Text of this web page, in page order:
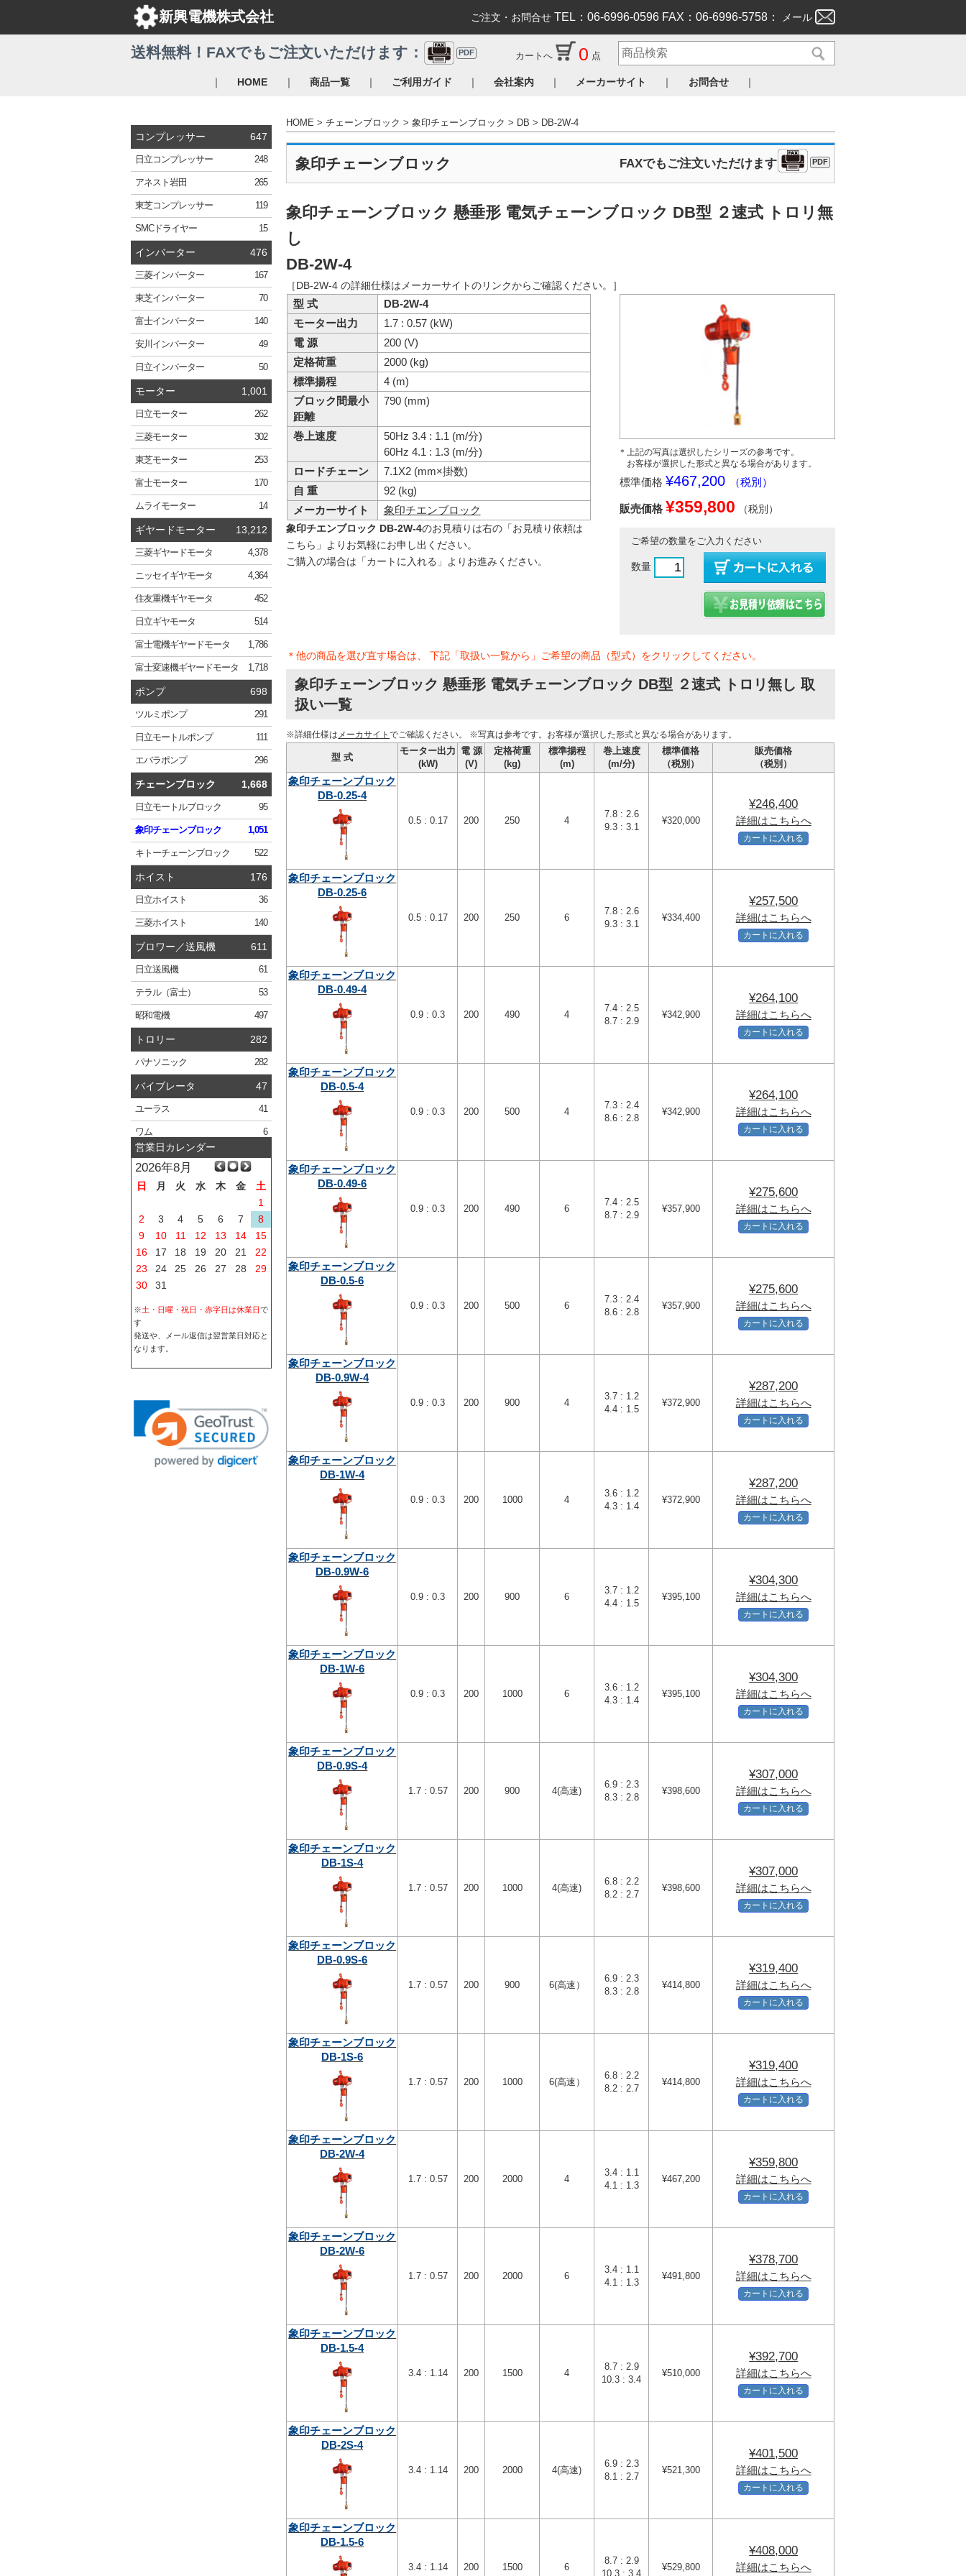
新興電機株式会社 ご注文・お問合せ TEL：06-6996-0596 FAX：06-6996-5758： メール
｜ HOME ｜ 商品一覧 ｜ ご利用ガイド ｜ 会社案内 ｜ メーカーサイト ｜ お問合せ ｜
コンプレッサー 647
日立コンプレッサー 248
アネスト岩田 265
東芝コンプレッサー 119
SMCドライヤー 15
インバーター 476
三菱インバーター 167
東芝インバーター 70
富士インバーター 140
安川 インバーター 49
日立インバーター 50
モーター 1,001
日立モーター 262
三菱モーター 302
東芝モーター 253
富士モーター 170
ムライモーター 14
ギヤードモーター 13,212
三菱ギヤードモータ 4,378
ニッセイギヤモータ 4,364
住友重機ギヤモータ 452
日立ギヤモータ 514
富士電機ギヤードモータ 1,786
富士変速機ギヤードモータ 1,718
ポンプ 698
ツルミ ポンプ 291
日立モートルポンプ 111
エバラポンプ 296
チェーンブロック 1,668
日立モートルブロック 95
象印チェーンブロック 1,051
キトーチェーンブロック 522
ホイスト 176
日立ホイスト 36
三菱ホイスト 140
ブロワー／送風機 611
日立送風機 61
テラル（富士） 53
昭和電機 497
トロリー 282
パナソニック 282
バイブレータ 47
ユーラス 41
ワム 6
営業日カレンダー
2026年8月
日 月 火 水 木 金
土
1
2
3 4 5 6 7
8
9
10 11 12 13 14
15
16
17 18 19 20 21
22
23
24 25 26 27 28
29
30
31
※土・日曜・祝日・赤字日は休業日で
す
発送や、メール返信は翌営業日対応と
なります。
送料無料！FAXでもご注文いただけます： PDF カートへ 0 点
HOME チェーンブロック 象印チェーンブロック DB DB-2W-4
象印チェーンブロック FAXでもご注文いただけます PDF
象印チェーンブロック 懸垂形 電気チェーンブロック DB型 ２速式 トロリ無
し
DB-2W-4
［DB-2W-4 の詳細仕様はメーカーサイトのリンクからご確認ください。］
＊上記の写真は選択したシリーズの参考です。
お客様が選択した形式と異なる場合があります。
標準価格 ¥467,200 （税別）
販売価格 ¥359,800 （税別）
ご希望の数量をご入力ください
数量
型 式
DB-2W-4
モーター出力
1.7 : 0.57 (kW)
電 源
200 (V)
定格荷重
2000 (kg)
標準揚程
4 (m)
ブロック間最小
距離
790 (mm)
巻上速度
50Hz 3.4 : 1.1 (m/分)
60Hz 4.1 : 1.3 (m/分)
ロードチェーン
7.1X2 (mm×掛数)
自 重
92 (kg)
メーカーサイト
象印チエンブロック
象印チエンブロック DB-2W-4のお見積りは右の「お見積り依頼は
こちら」よりお気軽にお申し出ください。
ご購入の場合は「カートに入れる」よりお進みください。
＊他の商品を選び直す場合は、 下記「取扱い一覧から」ご希望の商品（型式）をクリックしてください。
象印チェーンブロック 懸垂形 電気チェーンブロック DB型 ２速式 トロリ無し 取
扱い一覧
※詳細仕様は メーカサイトでご確認ください。 ※写真は参考です。お客様が選択した形式と異なる場合があります。
型 式
モーター出力
(kW)
電 源
(V)
定格荷重
(kg)
標準揚程
(m)
巻上速度
(m/分)
標準価格
（税別）
販売価格
（税別）
象印チェーンブロック
DB-0.25-4
0.5 : 0.17 200 250 4
7.8 : 2.6
9.3 : 3.1
¥320,000
¥246,400
詳細はこちらへ
カートに入れる
象印チェーンブロック
DB-0.25-6
0.5 : 0.17 200 250 6
7.8 : 2.6
9.3 : 3.1
¥334,400
¥257,500
詳細はこちらへ
カートに入れる
象印チェーンブロック
DB-0.49-4
0.9 : 0.3 200 490 4
7.4 : 2.5
8.7 : 2.9
¥342,900
¥264,100
詳細はこちらへ
カートに入れる
象印チェーンブロック
DB-0.5-4
0.9 : 0.3 200 500 4
7.3 : 2.4
8.6 : 2.8
¥342,900
¥264,100
詳細はこちらへ
カートに入れる
象印チェーンブロック
DB-0.49-6
0.9 : 0.3 200 490 6
7.4 : 2.5
8.7 : 2.9
¥357,900
¥275,600
詳細はこちらへ
カートに入れる
象印チェーンブロック
DB-0.5-6
0.9 : 0.3 200 500 6
7.3 : 2.4
8.6 : 2.8
¥357,900
¥275,600
詳細はこちらへ
カートに入れる
象印チェーンブロック
DB-0.9W-4
0.9 : 0.3 200 900 4
3.7 : 1.2
4.4 : 1.5
¥372,900
¥287,200
詳細はこちらへ
カートに入れる
象印チェーンブロック
DB-1W-4
0.9 : 0.3 200 1000 4
3.6 : 1.2
4.3 : 1.4
¥372,900
¥287,200
詳細はこちらへ
カートに入れる
象印チェーンブロック
DB-0.9W-6
0.9 : 0.3 200 900 6
3.7 : 1.2
4.4 : 1.5
¥395,100
¥304,300
詳細はこちらへ
カートに入れる
象印チェーンブロック
DB-1W-6
0.9 : 0.3 200 1000 6
3.6 : 1.2
4.3 : 1.4
¥395,100
¥304,300
詳細はこちらへ
カートに入れる
象印チェーンブロック
DB-0.9S-4
1.7 : 0.57 200 900 4(高速)
6.9 : 2.3
8.3 : 2.8
¥398,600
¥307,000
詳細はこちらへ
カートに入れる
象印チェーンブロック
DB-1S-4
1.7 : 0.57 200 1000 4(高速)
6.8 : 2.2
8.2 : 2.7
¥398,600
¥307,000
詳細はこちらへ
カートに入れる
象印チェーンブロック
DB-0.9S-6
1.7 : 0.57 200 900 6(高速）
6.9 : 2.3
8.3 : 2.8
¥414,800
¥319,400
詳細はこちらへ
カートに入れる
象印チェーンブロック
DB-1S-6
1.7 : 0.57 200 1000 6(高速）
6.8 : 2.2
8.2 : 2.7
¥414,800
¥319,400
詳細はこちらへ
カートに入れる
象印チェーンブロック
DB-2W-4
1.7 : 0.57 200 2000 4
3.4 : 1.1
4.1 : 1.3
¥467,200
¥359,800
詳細はこちらへ
カートに入れる
象印チェーンブロック
DB-2W-6
1.7 : 0.57 200 2000 6
3.4 : 1.1
4.1 : 1.3
¥491,800
¥378,700
詳細はこちらへ
カートに入れる
象印チェーンブロック
DB-1.5-4
3.4 : 1.14 200 1500 4
8.7 : 2.9
10.3 : 3.4
¥510,000
¥392,700
詳細はこちらへ
カートに入れる
象印チェーンブロック
DB-2S-4
3.4 : 1.14 200 2000 4(高速)
6.9 : 2.3
8.1 : 2.7
¥521,300
¥401,500
詳細はこちらへ
カートに入れる
象印チェーンブロック
DB-1.5-6
3.4 : 1.14 200 1500 6
8.7 : 2.9
10.3 : 3.4
¥529,800
¥408,000
詳細はこちらへ